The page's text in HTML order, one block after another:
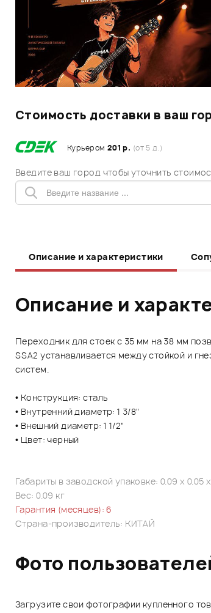
Стоимость доставки в ваш
Курьером 201 р. (от 5 д.)
Введите ваш город чтобы уточнить
Описание и характеристики
Описание и
Переходник для стоек с 35 мм на 38 мм п
SSA2устанавливается между стойкой и
систем.
• Конструкция: сталь
• Внутренний диаметр: 1 3/8"
• Внешний диаметр: 1 1/2"
• Цвет: черный
Габариты в заводской упаковке: 0.09 x 0.05
Вес: 0.09 кг
Гарантия (месяцев): 6
Страна-производитель: КИТАЙ
Фото
Загрузите свои фотографии купленного